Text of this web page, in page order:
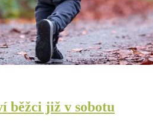
běžci již v sobotu